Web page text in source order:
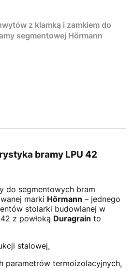
z klamką i zamkiem do
segmentowej Hörmann
bramy LPU 42
do segmentowych bram
marki Hörmann – jednego
stolarki budowlanej w
z powłoką Duragrain to
stalowej,
parametrów termoizolacyjnych,